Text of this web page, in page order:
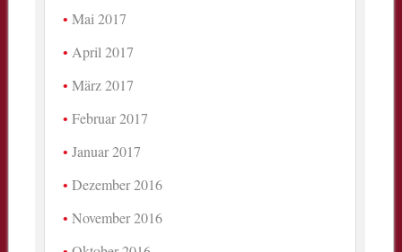
Mai 2017
April 2017
März 2017
Februar 2017
Januar 2017
Dezember 2016
November 2016